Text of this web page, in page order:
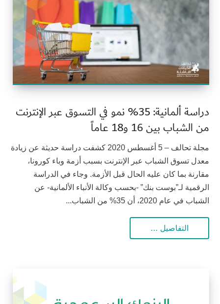
دراسة ألمانية: 35% نمو في التسوق عبر الإنترنت
من الشباب بين 16 و18 عاماً
مجلة تحالف – 5 أغسطس 2020 كشفت دراسة حديثة عن زيادة
معدل تسوق الشباب عبر الإنترنت بسبب أزمة وباء كورونا،
مقارنة بما كان عليه الحال قبل الأزمة. وجاء في الدراسة
الرقمية لـ”بوست بنك” -بحسب وكالة الأنباء الألمانية- عن
الشباب في عام 2020، أن 35% من الشباب...
التفاصيل …